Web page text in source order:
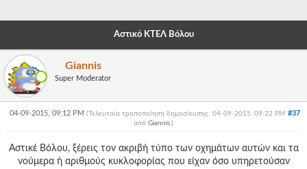
-
-
-
-
Αστικό ΚΤΕΛ Βόλου
Giannis
Super Moderator
#37
04-09-2015, 09:12 PM (Τελευταία τροποποίηση δημοσίευσης: 04-09-2015, 09:22 PM
από Giannis.)
Αστικέ Βόλου, ξέρεις τον ακριβή τύπο των οχημάτων αυτών και τα
νούμερα ή αριθμούς κυκλοφορίας που είχαν όσο υπηρετούσαν